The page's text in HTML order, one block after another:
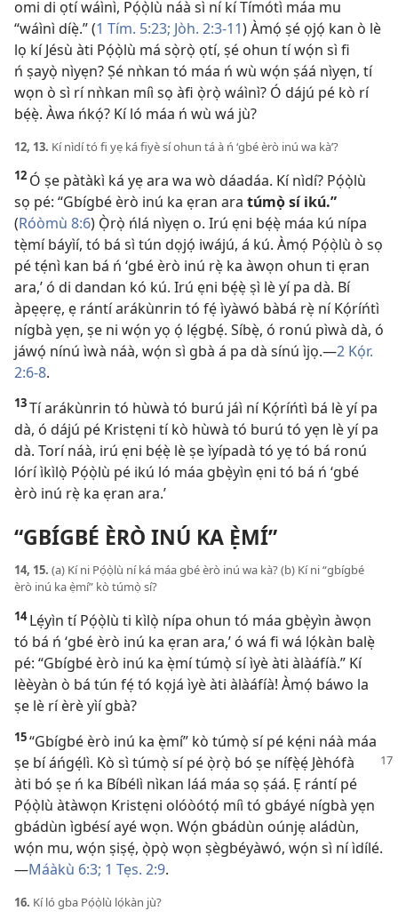
omi di ọtí wáìnì, Pọ́ọ̀lù náà sì ní kí Tímótì máa mu
“wáìnì díẹ̀.” (1 Tím. 5:23; Jòh. 2:3-11) Àmọ́ ṣé ọjọ́ kan ò lè
lọ kí Jésù àti Pọ́ọ̀lù má sọ̀rọ̀ ọtí, ṣé ohun tí wọ́n sì fi
ń ṣayọ̀ nìyẹn? Ṣé nǹkan tó máa ń wù wọ́n ṣáá nìyẹn, tí
wọn ò sì rí nǹkan míì sọ àfi ọ̀rọ̀ wáìnì? Ó dájú pé kò rí
bẹ́ẹ̀. Àwa ńkọ́? Kí ló máa ń wù wá jù?
12, 13. Kí nìdí tó fi yẹ ká fiyè sí ohun tá à ń ‘gbé èrò inú wa kà’?
12 Ó ṣe pàtàkì ká yẹ ara wa wò dáadáa. Kí nìdí? Pọ́ọ̀lù
sọ pé: “Gbígbé èrò inú ka ẹran ara túmọ̀ sí ikú.”
(Róòmù 8:6) Ọ̀rọ̀ ńlá nìyẹn o. Irú ẹni bẹ́ẹ̀ máa kú nípa
tẹ̀mí báyìí, tó bá sì tún dọjọ́ iwájú, á kú. Àmọ́ Pọ́ọ̀lù ò sọ
pé tẹ́nì kan bá ń ‘gbé èrò inú rẹ̀ ka àwọn ohun ti ẹran
ara,’ ó di dandan kó kú. Irú ẹni bẹ́ẹ̀ ṣì lè yí pa dà. Bí
àpẹẹrẹ, ẹ rántí arákùnrin tó fẹ́ ìyàwó bàbá rẹ̀ ní Kọ́ríńtì
nígbà yẹn, ṣe ni wọ́n yọ ọ́ lẹ́gbẹ́. Síbẹ̀, ó ronú pìwà dà, ó
jáwọ́ nínú ìwà náà, wọ́n sì gbà á pa dà sínú ìjọ.​—2 Kọ́r.
2:6-8.
13Tí arákùnrin tó hùwà tó burú jáì ní Kọ́ríńtì bá lè yí pa
dà, ó dájú pé Kristẹni tí kò hùwà tó burú tó yẹn lè yí pa
dà. Torí náà, irú ẹni bẹ́ẹ̀ lè ṣe ìyípadà tó yẹ tó bá ronú
lórí ìkìlọ̀ Pọ́ọ̀lù pé ikú ló máa gbẹ̀yìn ẹni tó bá ń ‘gbé
èrò inú rẹ̀ ka ẹran ara.’
“GBÍGBÉ ÈRÒ INÚ KA Ẹ̀MÍ”
14, 15. (a) Kí ni Pọ́ọ̀lù ní ká máa gbé èrò inú wa kà? (b) Kí ni “gbígbé
èrò inú ka ẹ̀mí” kò túmọ̀ sí?
14Lẹ́yìn tí Pọ́ọ̀lù ti kìlọ̀ nípa ohun tó máa gbẹ̀yìn àwọn
tó bá ń ‘gbé èrò inú ka ẹran ara,’ ó wá fi wá lọ́kàn balẹ̀
pé: “Gbígbé èrò inú ka ẹ̀mí túmọ̀ sí ìyè àti àlàáfíà.” Kí
lèèyàn ò bá tún fẹ́ tó kọjá ìyè àti àlàáfíà! Àmọ́ báwo la
ṣe lè rí èrè yìí gbà?
15“Gbígbé èrò inú ka ẹ̀mí” kò túmọ̀ sí pé kẹ́ni náà máa
ṣe bí áńgẹ́lì. Kò sì túmọ̀ sí pé ọ̀rọ̀ bó ṣe nífẹ̀ẹ́ Jèhófà
àti bó ṣe ń ka Bíbélì nìkan láá máa sọ ṣáá. Ẹ rántí pé
Pọ́ọ̀lù àtàwọn Kristẹni olóòótọ́ míì tó gbáyé nígbà yẹn
gbádùn ìgbésí ayé wọn. Wọ́n gbádùn oúnjẹ aládùn,
wọ́n mu, wọ́n ṣiṣẹ́, ọ̀pọ̀ wọn ṣègbéyàwó, wọ́n sì ní ìdílé.​
—Máàkù 6:3; 1 Tẹs. 2:9.
16. Kí ló gba Pọ́ọ̀lù lọ́kàn jù?